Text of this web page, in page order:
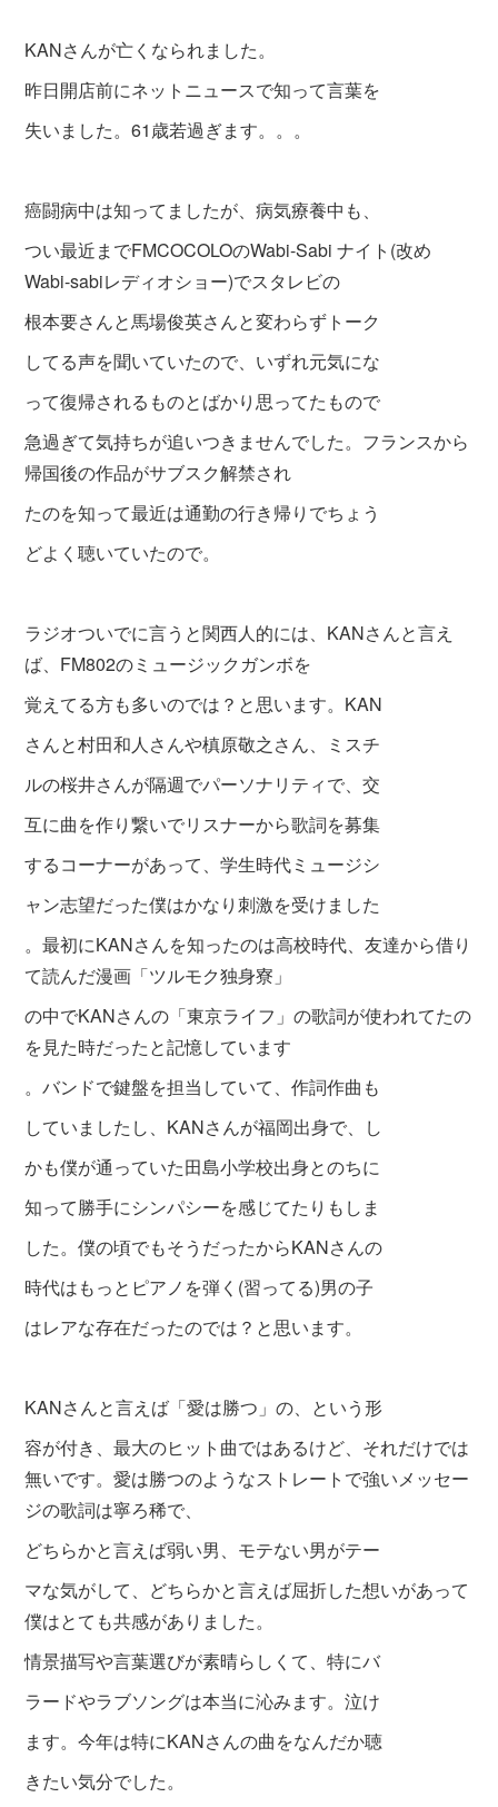
KANさんが亡くなられました。
昨日開店前にネットニュースで知って言葉を
失いました。61歳若過ぎます。。。
癌闘病中は知ってましたが、病気療養中も、
つい最近までFMCOCOLOのWabi-Sabi ナイト(改め
Wabi-sabiレディオシ ョー)でスタレビの
根本要さんと馬場俊英さんと変わらずトーク
してる声を聞いていたので、いずれ元気にな
って復帰されるものとばかり思ってたもので
急過ぎて気持ちが追いつきませんでした。フランスから
帰国後の作品がサブスク解禁され
たのを知って最近は通勤の行き帰りでちょう
どよく聴いていたので。
ラジオついでに言うと関西人的には、KANさんと言え
ば、FM802のミュージックガンボを
覚えてる方も多いのでは？と思います。KAN
さんと村田和人さんや槙原敬之さん、ミスチ
ルの桜井さんが隔週でパーソナリティで、交
互に曲を作り繋いでリスナーから歌詞を募集
するコーナーがあって、学生時代ミュージシ
ャン志望だった僕はかなり刺激を受けました
。最初にKANさんを知ったのは高校時代、友達から借り
て読んだ漫画「ツルモク独身寮」
の中でKANさんの「東京ライフ」の歌詞が使われてたの
を見た時だったと記憶しています
。バンドで鍵盤を担当していて、作詞作曲も
していましたし、KANさんが福岡出身で、し
かも僕が通っていた田島小学校出身とのちに
知って勝手にシンパシーを感じてたりもしま
した。僕の頃でもそうだったからKANさんの
時代はもっとピアノを弾く(習ってる)男の子
はレアな存在だったのでは？と思います。
KANさんと言えば「愛は勝つ」の、という形
容が付き、最大のヒット曲ではあるけど、それだけでは
無いです。愛は勝つのようなストレートで強いメッセー
ジの歌詞は寧ろ稀で、
どちらかと言えば弱い男、モテない男がテー
マな気がして、どちらかと言えば屈折した想いがあって
僕はとても共感がありました。
情景描写や言葉選びが素晴らしくて、特にバ
ラードやラブソングは本当に沁みます。泣け
ます。今年は特にKANさんの曲をなんだか聴
きたい気分でした。